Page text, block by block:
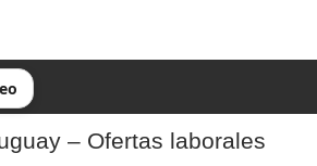
– Ofertas laborales